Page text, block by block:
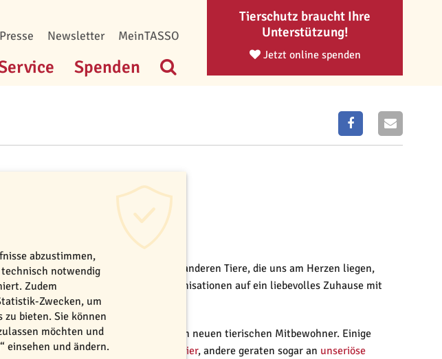
Presse Newsletter MeinTASSO
Spenden
Tierschutz braucht Ihre
Unterstützung!
Jetzt online spenden
sollte
Kaninchen und all die anderen Tiere, die uns am Herzen liegen,
in Tierheimen und in Tierschutzorganisationen auf ein liebevolles Zuhause mit
ihnen Geborgenheit schenkt.
Menschen auf der Suche nach einem neuen tierischen Mitbewohner. Einige
Skepsis heraus gegen ein
Tierschutztier, andere geraten sogar an unseriöse
abzustimmen,
technisch notwendig
Zudem
Zwecken, um
zu bieten. Sie können
möchten und
einsehen und ändern.